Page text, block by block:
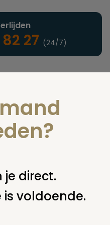
27 (24/7)
nieuws jaarcijfers 2017
je direct.
is voldoende.